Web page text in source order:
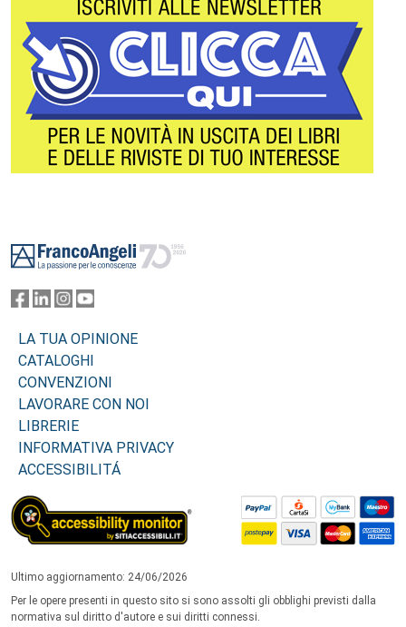
LA TUA OPINIONE
CATALOGHI
CONVENZIONI
LAVORARE CON NOI
LIBRERIE
INFORMATIVA PRIVACY
ACCESSIBILITÁ
Ultimo aggiornamento: 24/06/2026
Per le opere presenti in questo sito si sono assolti gli obblighi previsti dalla
normativa sul diritto d'autore e sui diritti connessi.